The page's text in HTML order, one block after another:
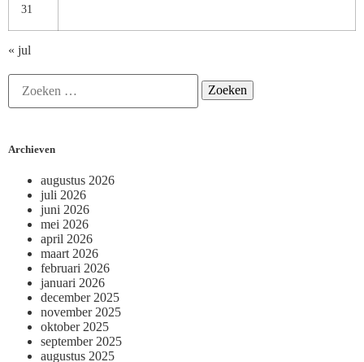
31
« jul
Archieven
augustus 2026
juli 2026
juni 2026
mei 2026
april 2026
maart 2026
februari 2026
januari 2026
december 2025
november 2025
oktober 2025
september 2025
augustus 2025